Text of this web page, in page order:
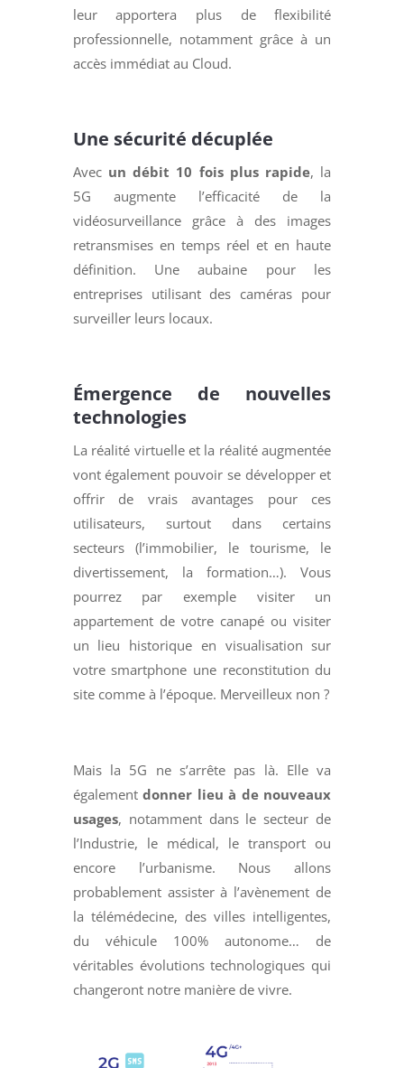
leur apportera plus de flexibilité
professionnelle, notamment grâce à un
accès immédiat au Cloud.
Une sécurité décuplée
Avec un débit 10 fois plus rapide, la
5G augmente l’efficacité de la
vidéosurveillance grâce à des images
retransmises en temps réel et en haute
définition. Une aubaine pour les
entreprises utilisant des caméras pour
surveiller leurs locaux.
Émergence de nouvelles
technologies
La réalité virtuelle et la réalité augmentée
vont également pouvoir se développer et
offrir de vrais avantages pour ces
utilisateurs, surtout dans certains
secteurs (l’immobilier, le tourisme, le
divertissement, la formation…). Vous
pourrez par exemple visiter un
appartement de votre canapé ou visiter
un lieu historique en visualisation sur
votre smartphone une reconstitution du
site comme à l’époque. Merveilleux non ?
Mais la 5G ne s’arrête pas là. Elle va
égalementdonner lieu à de nouveaux
usages, notamment dans le secteur de
l’Industrie, le médical, le transport ou
encore l’urbanisme. Nous allons
probablement assister à l’avènement de
la télémédecine, des villes intelligentes,
du véhicule 100% autonome… de
véritables évolutions technologiques qui
changeront notre manière de vivre.